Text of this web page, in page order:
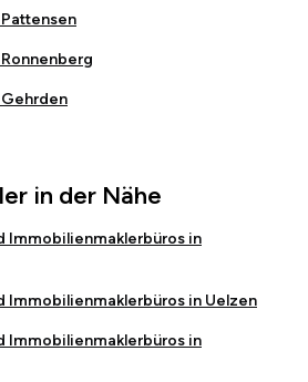
Pattensen
Ronnenberg
Gehrden
in der Nähe
Immobilienmaklerbüros in
Immobilienmaklerbüros in Uelzen
Immobilienmaklerbüros in